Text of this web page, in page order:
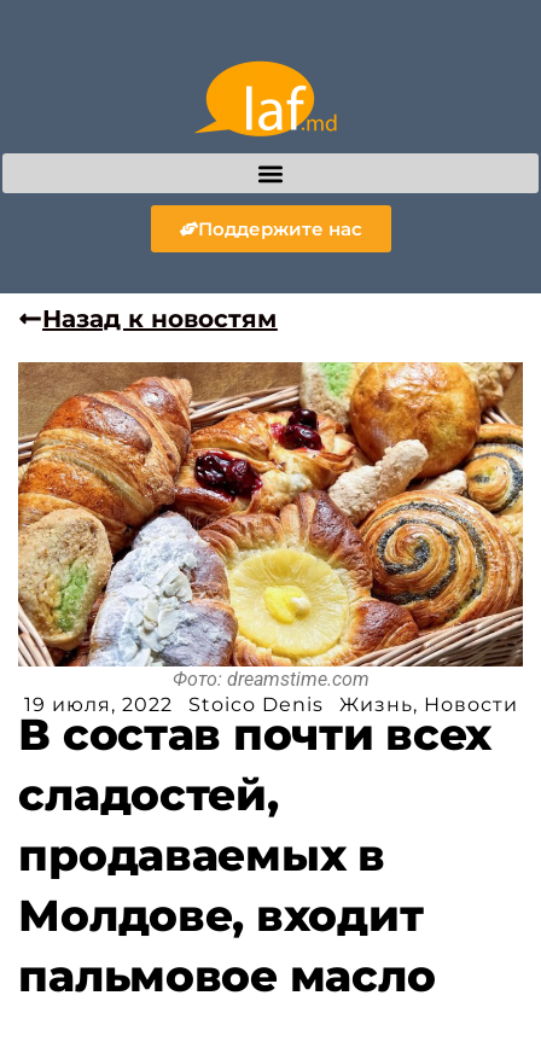
Поддержите нас
Назад к новостям
Фото: dreamstime.com
19 июля, 2022
Stoico Denis Жизнь, Новости
В состав почти всех
сладостей,
продаваемых в
Молдове, входит
пальмовое масло